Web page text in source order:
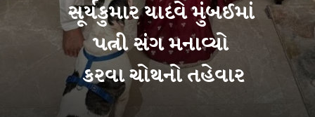
સૂર્યકુમાર યાદવે મુંબઈમાં
પત્ની સંગ મનાવ્યો